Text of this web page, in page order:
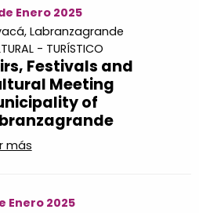
Enero 2025
Labranzagrande
- TURÍSTICO
Festivals and
Meeting
of
más
Enero 2025